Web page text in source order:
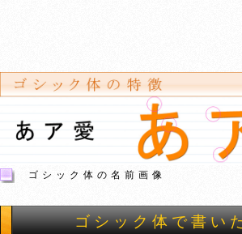
ゴシック体の名前画像
ゴシック体で書い